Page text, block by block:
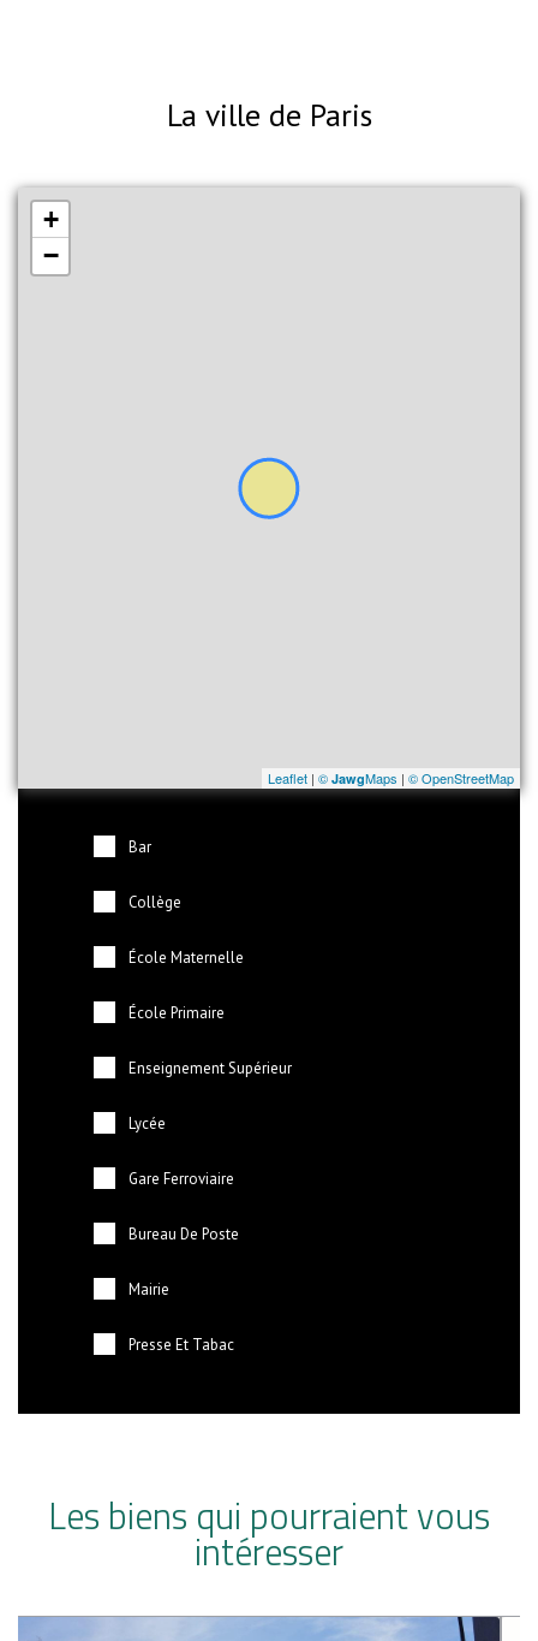
La ville de Paris
+
−
Leaflet | © JawgMaps | © OpenStreetMap
Bar
Collège
École Maternelle
École Primaire
Enseignement Supérieur
Lycée
Gare Ferroviaire
Bureau De Poste
Mairie
Presse Et Tabac
Les biens qui pourraient vous
intéresser